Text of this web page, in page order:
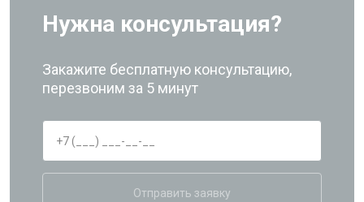
Нужна консультация?
Закажите бесплатную консультацию,
перезвоним за 5 минут
Отправить заявку